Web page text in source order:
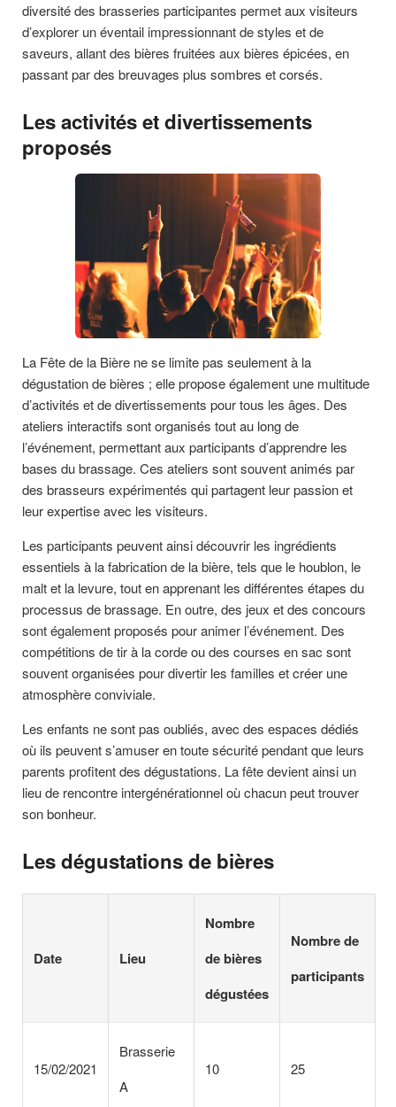
diversité des brasseries participantes permet aux visiteurs
d’explorer un éventail impressionnant de styles et de
saveurs, allant des bières fruitées aux bières épicées, en
passant par des breuvages plus sombres et corsés.
Les activités et divertissements
proposés
La Fête de la Bière ne se limite pas seulement à la
dégustation de bières ; elle propose également une multitude
d’activités et de divertissements pour tous les âges. Des
ateliers interactifs sont organisés tout au long de
l’événement, permettant aux participants d’apprendre les
bases du brassage. Ces ateliers sont souvent animés par
des brasseurs expérimentés qui partagent leur passion et
leur expertise avec les visiteurs.
Les participants peuvent ainsi découvrir les ingrédients
essentiels à la fabrication de la bière, tels que le houblon, le
malt et la levure, tout en apprenant les différentes étapes du
processus de brassage. En outre, des jeux et des concours
sont également proposés pour animer l’événement. Des
compétitions de tir à la corde ou des courses en sac sont
souvent organisées pour divertir les familles et créer une
atmosphère conviviale.
Les enfants ne sont pas oubliés, avec des espaces dédiés
où ils peuvent s’amuser en toute sécurité pendant que leurs
parents profitent des dégustations. La fête devient ainsi un
lieu de rencontre intergénérationnel où chacun peut trouver
son bonheur.
Les dégustations de bières
Date Lieu
Nombre
de bières
dégustées
Nombre de
participants
15/02/2021
Brasserie
A
10 25